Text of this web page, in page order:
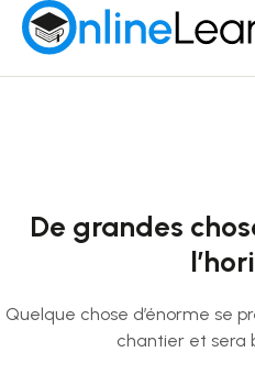
De grandes
Quelque chose d’énorme se
chantier et sera